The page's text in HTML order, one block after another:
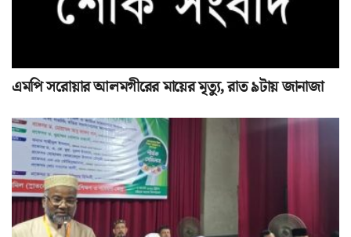
এমপি সরোয়ার আলমগীরের মায়ের মৃত্যু, রাত ৯টায় জানাজা